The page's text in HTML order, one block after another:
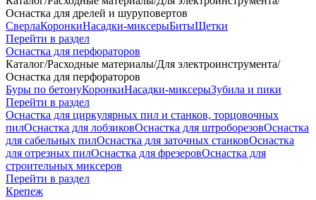
Оснастка для дрелей и шуруповертов
СверлаКоронкиНасадки-миксерыБитыЩетки
Перейти в раздел
Оснастка для перфораторов
Каталог/Расходные материалы/Для электроинструмента/
Оснастка для перфораторов
Буры по бетонуКоронкиНасадки-миксерыЗубила и пики
Перейти в раздел
Оснастка для циркулярных пил и станков, торцовочных
пилОснастка для лобзиковОснастка для штроборезовОснастка
для сабельных пилОснастка для заточных станковОснастка
для отрезных пилОснастка для фрезеровОснастка для
строительных миксеров
Перейти в раздел
Крепеж